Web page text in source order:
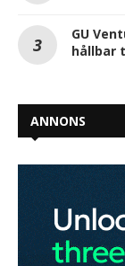
GU
hållbar
ANNONS